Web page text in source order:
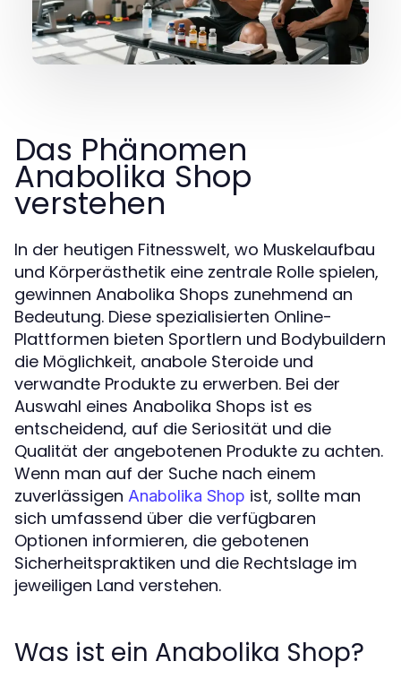
Das Phänomen
Anabolika Shop
verstehen
In der heutigen Fitnesswelt, wo Muskelaufbau
und Körperästhetik eine zentrale Rolle spielen,
gewinnen Anabolika Shops zunehmend an
Bedeutung. Diese spezialisierten Online-
Plattformen bieten Sportlern und Bodybuildern
die Möglichkeit, anabole Steroide und
verwandte Produkte zu erwerben. Bei der
Auswahl eines Anabolika Shops ist es
entscheidend, auf die Seriosität und die
Qualität der angebotenen Produkte zu achten.
Wenn man auf der Suche nach einem
zuverlässigen Anabolika Shop ist, sollte man
sich umfassend über die verfügbaren
Optionen informieren, die gebotenen
Sicherheitspraktiken und die Rechtslage im
jeweiligen Land verstehen.
Was ist ein Anabolika Shop?